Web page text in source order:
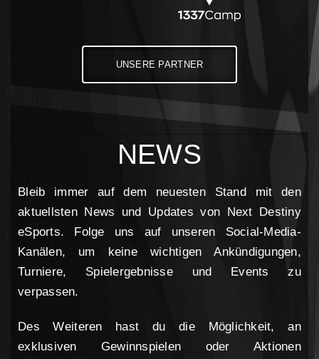
UNSERE PARTNER
NEWS
Bleib immer auf dem neuesten Stand mit den
aktuellsten News und Updates von Next Destiny
eSports. Folge uns auf unseren Social-Media-
Kanälen, um keine wichtigen Ankündigungen,
Turniere, Spielergebnisse und Events zu
verpassen.
Des Weiteren hast du die Möglichkeit, an
exklusiven Gewinnspielen oder Aktionen